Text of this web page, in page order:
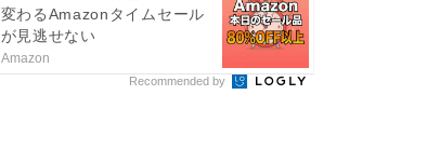
変わるAmazonタイムセール
が見逃せない
Amazon
Recommended by